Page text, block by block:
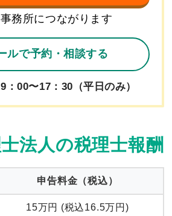
談のご予約など
務所につながります
ルで予約 ・相談する
：00〜17：30（平日のみ）
法人の税理士報酬
申告料金 （税込）
15万円 (税込16.5万円)